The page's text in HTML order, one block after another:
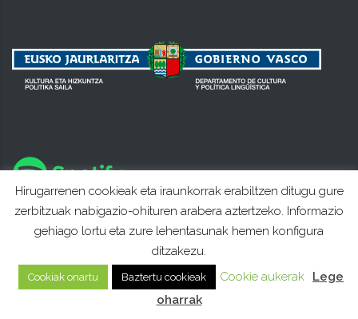
Hirugarrenen cookieak eta iraunkorrak erabiltzen ditugu gure
zerbitzuak nabigazio-ohituren arabera aztertzeko. Informazio
gehiago lortu eta zure lehentasunak hemen konfigura
ditzakezu.
Cookiak onartu Baztertu cookieak Cookie aukerak
Lege
oharrak